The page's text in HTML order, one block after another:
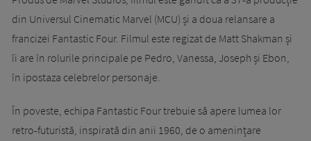
din Universul Cinematic Marvel (MCU) și a doua relansare a
francizei Fantastic Four. Filmul este regizat de Matt Shakman și
îi are în rolurile principale pe Pedro, Vanessa, Joseph și Ebon,
în ipostaza celebrelor personaje.
În poveste, echipa Fantastic Four trebuie să apere lumea lor
retro-futuristă, inspirată din anii 1960, de o amenințare